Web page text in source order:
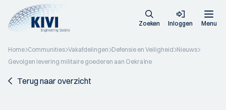
Zoeken Inloggen Menu
Home Communities Vakafdelingen Defensie en Veiligheid Nieuws
Gevolgen levering militaire goederen aan Oekraïne
Terug naar overzicht